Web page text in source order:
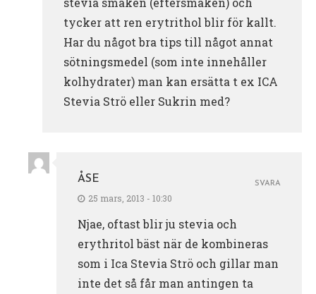
tycker att ren erytrithol blir för kallt.
Har du något bra tips till något annat
sötningsmedel (som inte innehåller
kolhydrater) man kan ersätta t ex ICA
Stevia Strö eller Sukrin med?
ÅSE
25 mars, 2013 - 10:30
Njae, oftast blir ju stevia och
erythritol bäst när de kombineras
som i Ica Stevia Strö och gillar man
inte det så får man antingen ta
SVARA